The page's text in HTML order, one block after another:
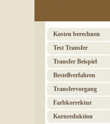
Kosten berechnen
Test Transfer
Transfer Beispiel
Bestell­verfahren
Transfer­vorgang
Farb­korrektur
Korn­re­duktion